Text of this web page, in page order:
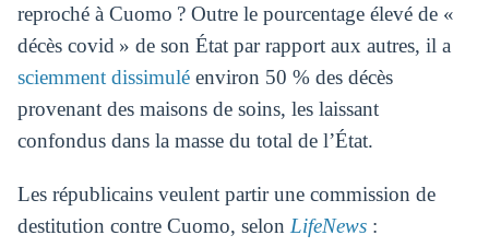
reproché à Cuomo ? Outre le pourcentage élevé de «
décès covid » de son État par rapport aux autres, il a
sciemment dissimuléenviron 50 % des décès
provenant des maisons de soins, les laissant
confondus dans la masse du total de l’État.
Les républicains veulent partir une commission de
destitution contre Cuomo, selon LifeNews :